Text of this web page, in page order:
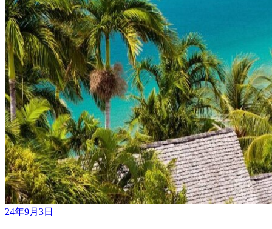
24年9月3日